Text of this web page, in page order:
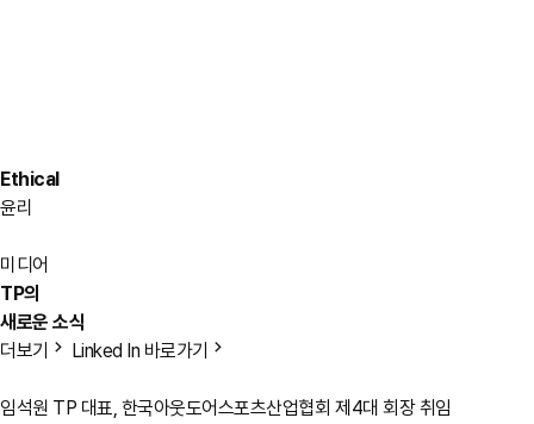
Ethical
윤리
미디어
TP의
새로운 소식
더보기
Linked In 바로가기
임석원 TP 대표, 한국아웃도어스포츠산업협회 제4대 회장 취임